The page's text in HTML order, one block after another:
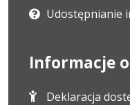
Udostępnianie
Informacje
Deklaracja